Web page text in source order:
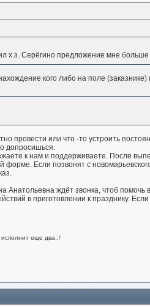
х.з. Серёгино предложение мне больше
кого либо на поле
провести или что -то устроить
допросишься.
к нам и поддерживаете. После
Если позвонят с
ждёт звонка, чтоб
в приготовлении к празднику.
исполнит еще два.:/